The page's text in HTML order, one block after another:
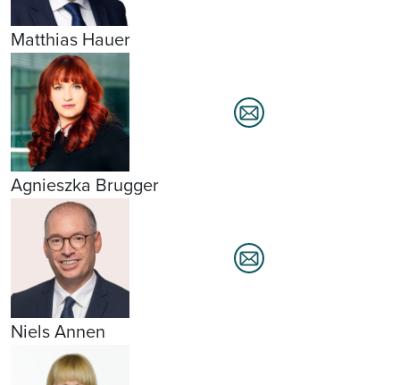
Matthias Hauer
Agnieszka Brugger
Niels Annen